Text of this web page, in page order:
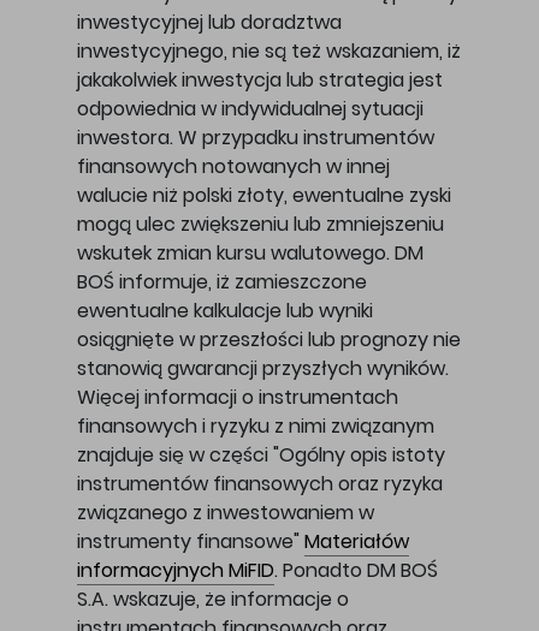
inwestycyjnej lub doradztwa
inwestycyjnego, nie są też wskazaniem, iż
jakakolwiek inwestycja lub strategia jest
odpowiednia w indywidualnej sytuacji
inwestora. W przypadku instrumentów
finansowych notowanych w innej
walucie niż polski złoty, ewentualne zyski
mogą ulec zwiększeniu lub zmniejszeniu
wskutek zmian kursu walutowego. DM
BOŚ informuje, iż zamieszczone
ewentualne kalkulacje lub wyniki
osiągnięte w przeszłości lub prognozy nie
stanowią gwarancji przyszłych wyników.
Więcej informacji o instrumentach
finansowych i ryzyku z nimi związanym
znajduje się w części "Ogólny opis istoty
instrumentów finansowych oraz ryzyka
związanego z inwestowaniem w
instrumenty finansowe" Materiałów
informacyjnych MiFID. Ponadto DM BOŚ
S.A. wskazuje, że informacje o